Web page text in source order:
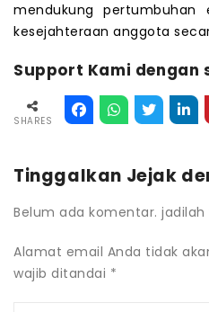
mendukung pertumbuhan
kesejahteraan anggota
Support Kami dengan
SHARES
Tinggalkan Jejak
Belum ada komentar.
Alamat email Anda tidak
wajib ditandai *